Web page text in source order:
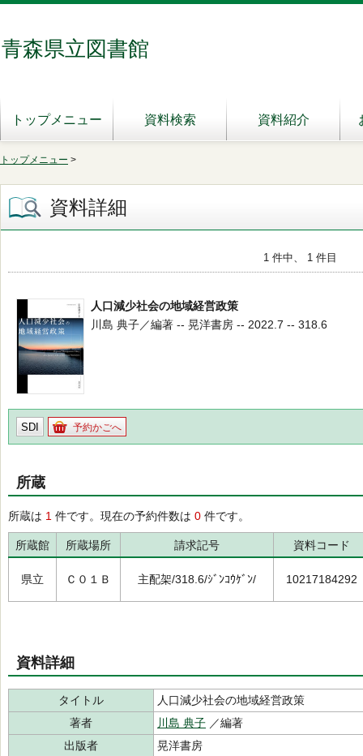
青森県立図書館
トップメニュー 資料検索 資料紹介
トップメニュー >
資料詳細
1 件中、 1 件目
人口減少社会の地域経営政策
川島 典子／編著 -- 晃洋書房 -- 2022.7 -- 318.6
SDI 予約かごへ
所蔵
所蔵は 1 件です。現在の予約件数は 0 件です。
所蔵館 所蔵場所 請求記号 資料コード
県立 Ｃ０１Ｂ 主配架/318.6/ｼﾞﾝｺｳｹﾞﾝ/ 10217184292
資料詳細
タイトル
人口減少社会の地域経営政策
著者
川島 典子 ／編著
出版者
晃洋書房